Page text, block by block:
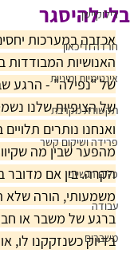
רילוקיישן
חרדה ודיכאון
אינטימיות ומיניות
תקשורת מקרבת
פרידה ושיקום קשר
כלים רגשיים
עבודה
משברים
בלי להיסגר
אכזבה במערכות
האנושיות המבודדות
של "נפילה" - הרגע
של הציפיות שלנו
ואנחנו נותרים
מהפער שבין מה
הקרה. בין אם מדובר
משמעותי, הורה שלא
ברגע של משבר או
בדיוק כשנזקקנו לו,